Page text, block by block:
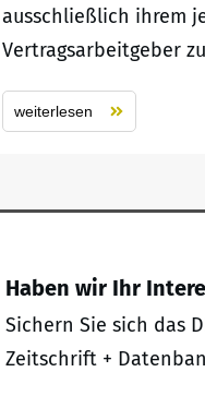
ausschließlich ihrem
Vertragsarbeitgeber
weiterlesen
Haben wir Ihr
Sichern Sie sich das
Zeitschrift +